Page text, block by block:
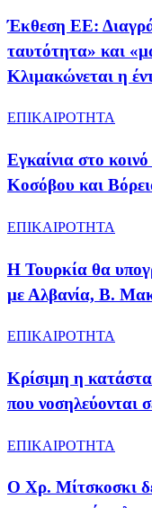
Έκθεση ΕΕ:
ταυτότητα» και
Κλιμακώνεται η
ΕΠΙΚΑΙΡΟΤΗΤΑ
Εγκαίνια στο
Κοσόβου και
ΕΠΙΚΑΙΡΟΤΗΤΑ
Η Τουρκία θα
με Αλβανία, Β.
ΕΠΙΚΑΙΡΟΤΗΤΑ
Κρίσιμη η
που νοσηλεύονται
ΕΠΙΚΑΙΡΟΤΗΤΑ
Ο Χρ. Μίτσκοσκι